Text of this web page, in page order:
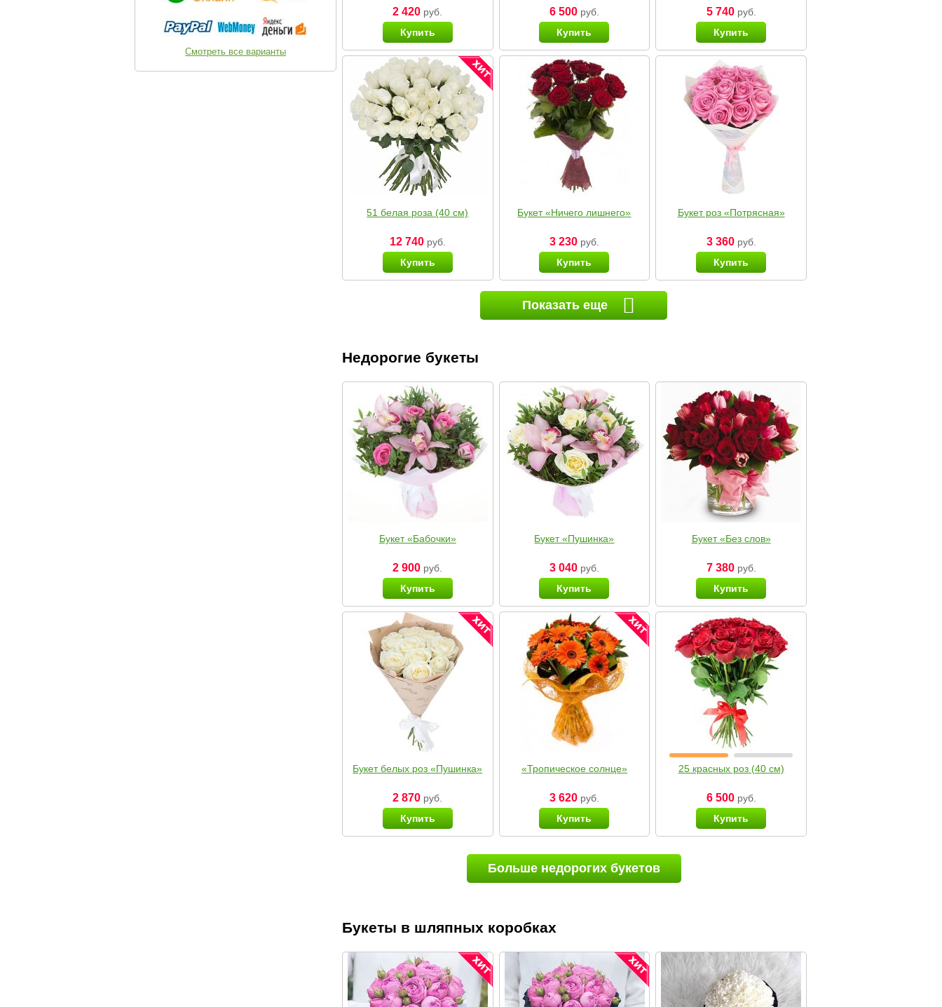
Смотреть все варианты
2 420 руб.
Купить
6 500руб.
Купить
5 740руб.
Купить
51 белая роза (40 см)
12 740руб.
Купить
Букет «Ничего лишнего»
3 230руб.
Купить
Букет роз «Потрясная»
3 360руб.
Купить
Показать еще
Недорогие букеты
Букет «Бабочки»
2 900 руб.
Купить
Букет «Пушинка»
3 040руб.
Купить
Букет «Без слов»
7 380руб.
Купить
Букет белых роз «Пушинка»
2 870 руб.
Купить
«Тропическое солнце»
3 620руб.
Купить
25 красных роз (40 см)
6 500руб.
Купить
Больше недорогих букетов
Букеты в шляпных коробках